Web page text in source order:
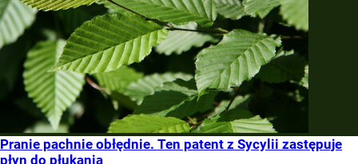
Pranie pachnie obłędnie. Ten patent z Sycylii zastępuje
płyn do płukania